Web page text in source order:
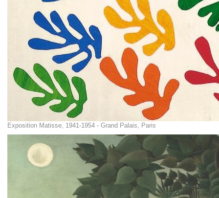
Exposition Matisse, 1941-1954 - Grand Palais, Paris